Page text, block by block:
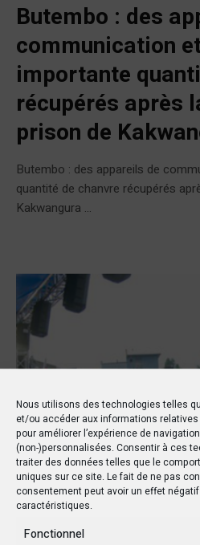
Nous utilisons des technologies telles
et/ou accéder aux informations
pour améliorer l’expérience de
(non-)personnalisées. Consentir à ces
traiter des données telles que le
uniques sur ce site. Le fait de ne pas
consentement peut avoir un effet
caractéristiques.
Fonctionnel
Butembo : des
communication
importante
récupérés après
prison de
Butembo : des appareils de
quantité de chanvre récupérés
Kakwangura ...